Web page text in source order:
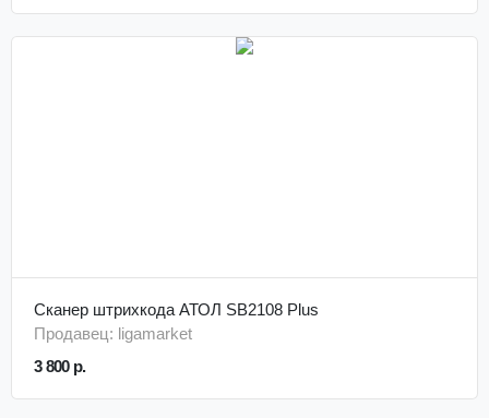
Сканер штрихкода АТОЛ SB2108 Plus
Продавец: ligamarket
3 800 р.